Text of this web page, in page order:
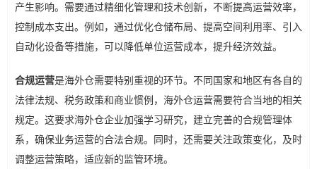
产生影响。需要通过精细化管理和技术创新，不断提高运营效率，
控制成本支出。例如，通过优化仓储布局、提高空间利用率、引入
自动化设备等措施，可以降低单位运营成本，提升经济效益。
合规运营是海外仓需要特别重视的环节。不同国家和地区有各自的
法律法规、税务政策和商业惯例，海外仓运营需要符合当地的相关
规定。这要求海外仓企业加强学习研究，建立完善的合规管理体
系，确保业务运营的合法合规。同时，还需要关注政策变化，及时
调整运营策略，适应新的监管环境。